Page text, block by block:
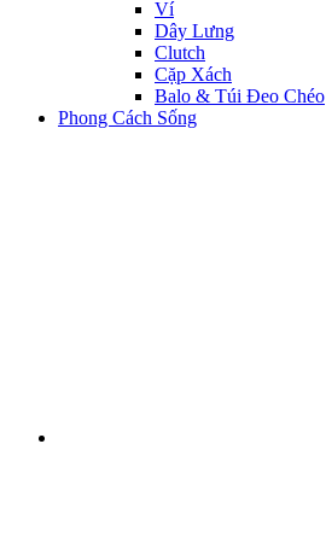
Ví
Dây Lưng
Clutch
Cặp Xách
Balo & Túi Đeo Chéo
Phong Cách Sống